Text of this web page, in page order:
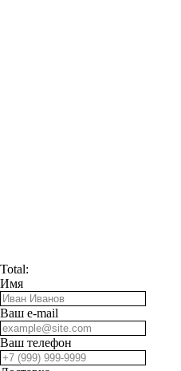
Total:
Имя
Ваш e-mail
Ваш телефон